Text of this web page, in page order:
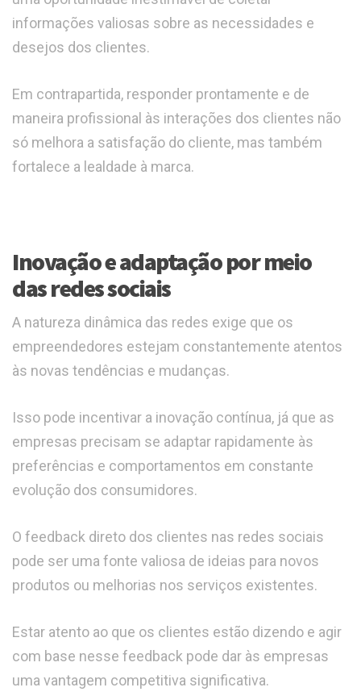
informações valiosas sobre as necessidades e
desejos dos clientes.
Em contrapartida, responder prontamente e de
maneira profissional às interações dos clientes não
só melhora a satisfação do cliente, mas também
fortalece a lealdade à marca.
Inovação e adaptação por meio
das redes sociais
A natureza dinâmica das redes exige que os
empreendedores estejam constantemente atentos
às novas tendências e mudanças.
Isso pode incentivar a inovação contínua, já que as
empresas precisam se adaptar rapidamente às
preferências e comportamentos em constante
evolução dos consumidores.
O feedback direto dos clientes nas redes sociais
pode ser uma fonte valiosa de ideias para novos
produtos ou melhorias nos serviços existentes.
Estar atento ao que os clientes estão dizendo e agir
com base nesse feedback pode dar às empresas
uma vantagem competitiva significativa.